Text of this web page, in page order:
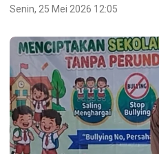
Senin, 25 Mei 2026 12:05